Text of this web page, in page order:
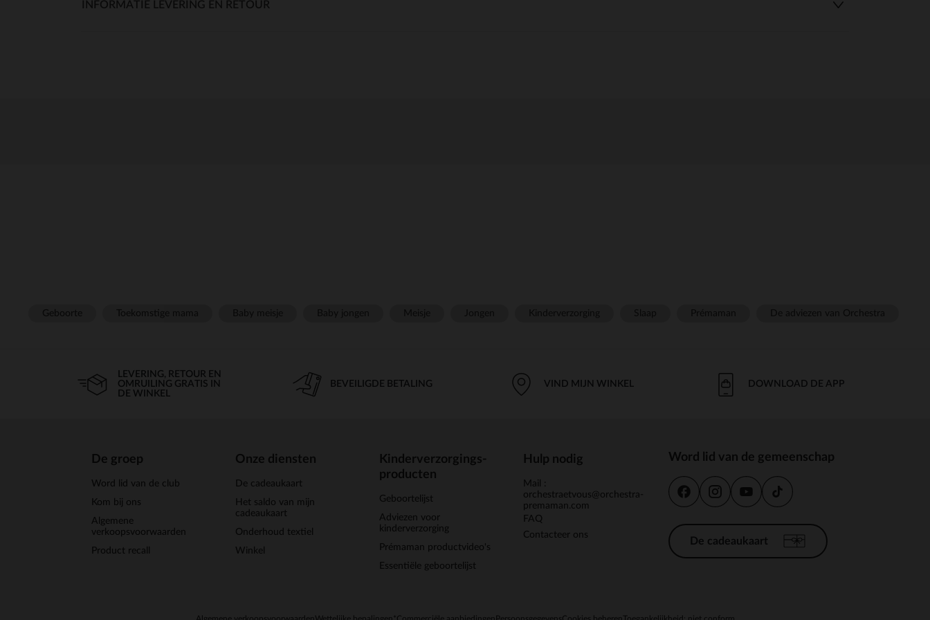
INFORMATIE LEVERING EN RETOUR
LEVERING, RETOUR EN
OMRUILING GRATIS IN
DE WINKEL
BEVEILIGDE BETALING VIND MIJN WINKEL DOWNLOAD DE APP
De groep
Word lid van de club
Kom bij ons
Algemene
verkoopsvoorwaarden
Product recall
Onze diensten
De cadeaukaart
Het saldo van mijn
cadeaukaart
Onderhoud textiel
Winkel
Kinderverzorgings-
producten
Geboortelijst
Adviezen voor
kinderverzorging
Prémaman productvideo's
Essentiële geboortelijst
Hulp nodig
Mail :
orchestraetvous@orchestra-
premaman.com
FAQ
Contacteer ons
Word lid van de gemeenschap
De cadeaukaart